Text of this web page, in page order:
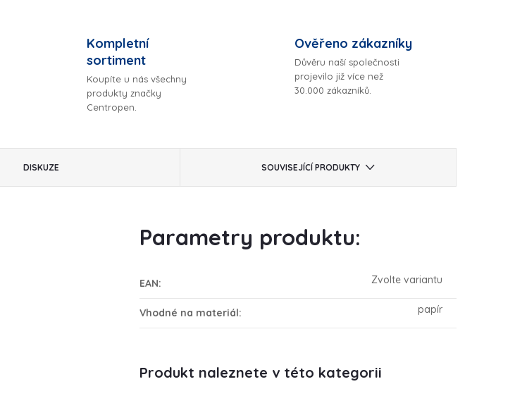
Kompletní
sortiment
Koupíte u nás všechny
produkty značky
Centropen.
Ověřeno zákazníky
Důvěru naší společnosti
projevilo již více než
30.000 zákazníků.
DISKUZE SOUVISEJÍCÍ PRODUKTY
Parametry produktu:
EAN: Zvolte variantu
Vhodné na materiál: papír
Produkt naleznete v této kategorii